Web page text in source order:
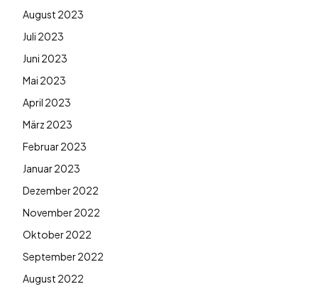
August 2023
Juli 2023
Juni 2023
Mai 2023
April 2023
März 2023
Februar 2023
Januar 2023
Dezember 2022
November 2022
Oktober 2022
September 2022
August 2022